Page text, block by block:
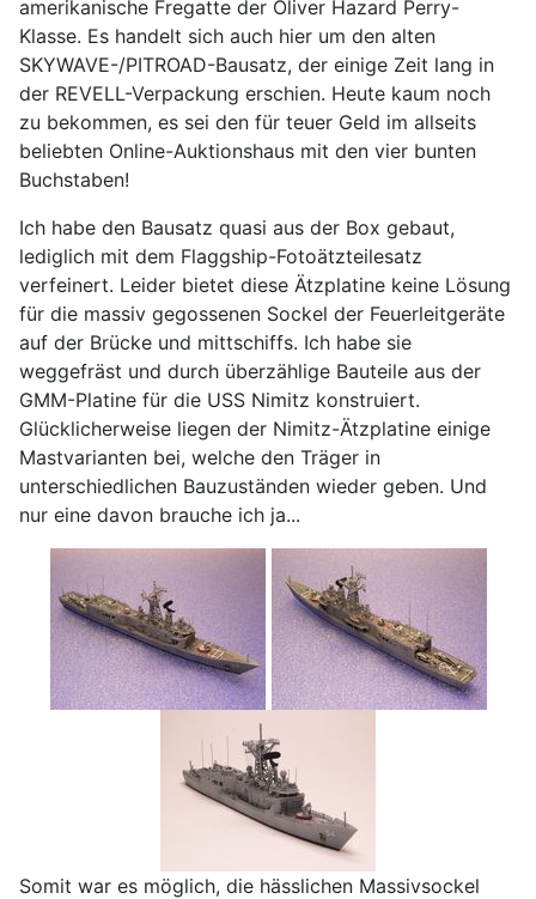
amerikanische Fregatte der Oliver Hazard Perry-
Klasse. Es handelt sich auch hier um den alten
SKYWAVE-/PITROAD-Bausatz, der einige Zeit lang in
der REVELL-Verpackung erschien. Heute kaum noch
zu bekommen, es sei den für teuer Geld im allseits
beliebten Online-Auktionshaus mit den vier bunten
Buchstaben!
Ich habe den Bausatz quasi aus der Box gebaut,
lediglich mit dem Flaggship-Fotoätzteilesatz
verfeinert. Leider bietet diese Ätzplatine keine Lösung
für die massiv gegossenen Sockel der Feuerleitgeräte
auf der Brücke und mittschiffs. Ich habe sie
weggefräst und durch überzählige Bauteile aus der
GMM-Platine für die USS Nimitz konstruiert.
Glücklicherweise liegen der Nimitz-Ätzplatine einige
Mastvarianten bei, welche den Träger in
unterschiedlichen Bauzuständen wieder geben. Und
nur eine davon brauche ich ja...
Somit war es möglich, die hässlichen Massivsockel